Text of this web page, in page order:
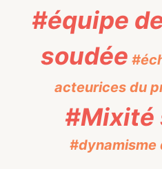
#équipe
soudée
acteurices du
#Mixité
#dynamisme